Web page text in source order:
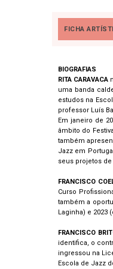
FICHA
BIOGRAFIAS
RITA CARAVACA
uma banda
estudos na
professor Luís
Em janeiro de
âmbito do
também
Jazz em
seus projetos
FRANCISCO
Curso
também a
Laginha) e 2023
FRANCISCO
identifica, o
ingressou na
Escola de Jazz